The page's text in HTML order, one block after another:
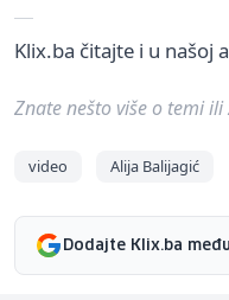
Klix.ba čitajte i u našoj
Znate nešto više o temi
video Alija Balijagić
Dodajte Klix.ba